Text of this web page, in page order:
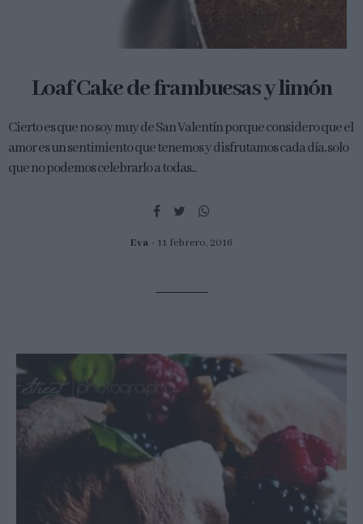
Loaf Cake de frambuesas y limón
Cierto es que no soy muy de San Valentín porque considero que el
amor es un sentimiento que tenemos y disfrutamos cada día, solo
que no podemos celebrarlo a todas...
Eva 11 febrero, 2016